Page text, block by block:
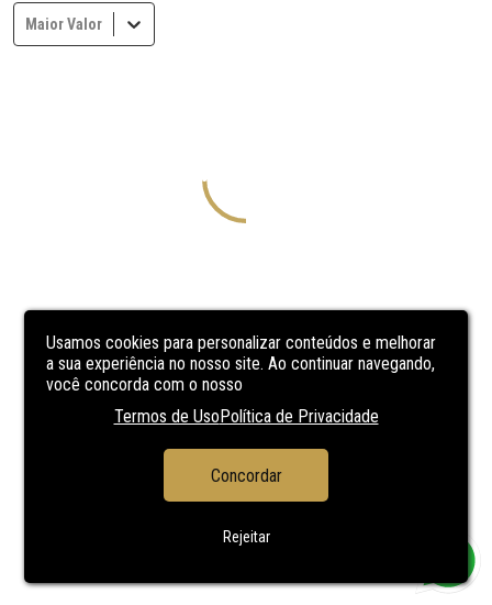
Usamos cookies para personalizar conteúdos e melhorar
a sua experiência no nosso site. Ao continuar navegando,
você concorda com o nosso
Termos de UsoPolítica de Privacidade
Concordar
Rejeitar
Maior Valor